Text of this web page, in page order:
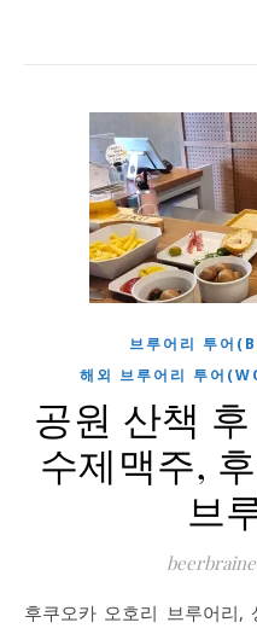
브루어리 투어
해외 브루어리 투어
공원 산책
수제맥주,
브
후쿠오카 오호리 브루어리, 상쾌한 호수공원 산책 후 마시는